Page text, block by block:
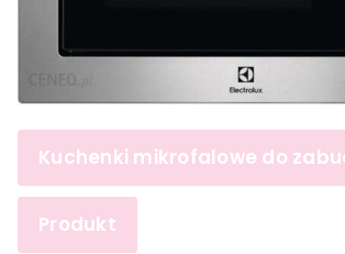
Kuchenki mikrofalowe do
Produkt